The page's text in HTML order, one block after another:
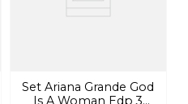
Set Ariana Grande God